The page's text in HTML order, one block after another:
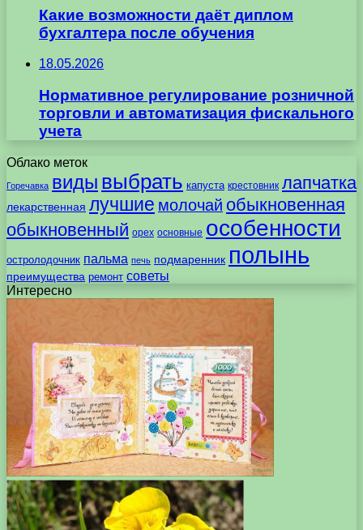
Какие возможности даёт диплом
бухгалтера после обучения
18.05.2026
Нормативное регулирование розничной
торговли и автоматизация фискального
учета
Облако меток
Горечавка виды выбрать капуста крестовник лапчатка
лекарственная лучшие молочай обыкновенная
обыкновенный орех основные особенности
остролодочник пальма печь подмаренник полынь
преимущества ремонт советы
Интересно